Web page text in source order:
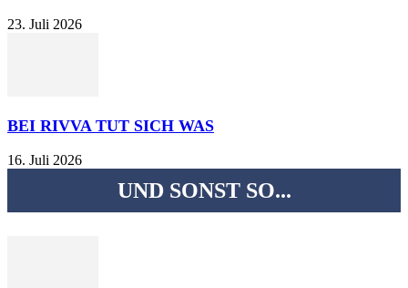
23. Juli 2026
BEI RIVVA TUT SICH WAS
16. Juli 2026
UND SONST SO...